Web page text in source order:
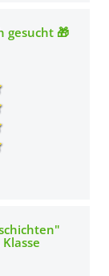
gesucht 🎁